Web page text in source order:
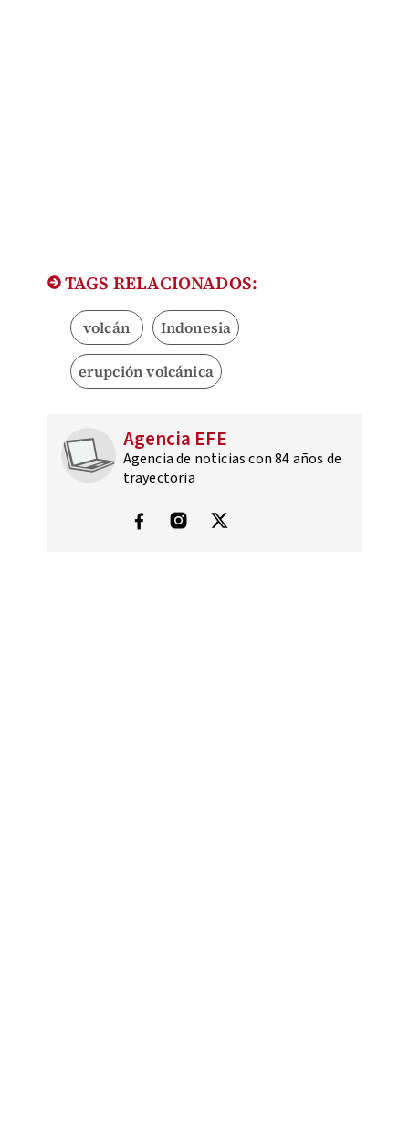
TAGS RELACIONADOS:
volcán Indonesia
erupción volcánica
Agencia EFE
Agencia de noticias con 84 años de
trayectoria